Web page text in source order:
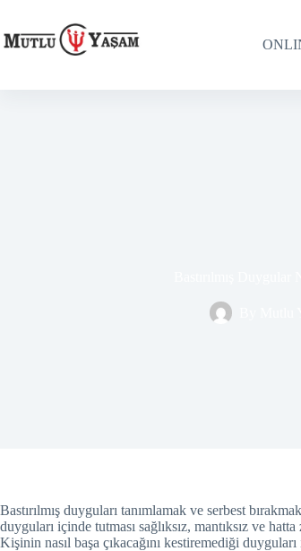
Bastırılmış duyguları tanımlamak ve serbest
duyguları içinde tutması sağlıksız, mantıksız ve
Kişinin nasıl başa çıkacağını kestiremediği